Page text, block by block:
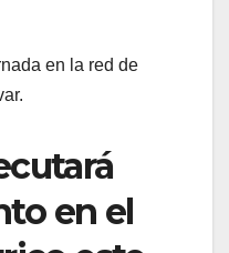
en la red de
en el